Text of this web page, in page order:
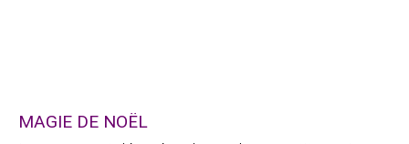
MAGIE DE NOËL